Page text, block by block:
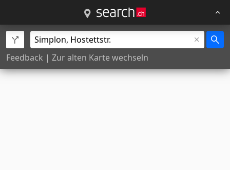
Feedback | Zur alten Karte wechseln